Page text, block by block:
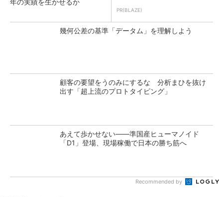
年の実績を生かせるか
PR(BLAZE)
幾何公差の基準「データム」を理解しよう
顧客の要望をうのみにするな 分析まひを抜け
出す「超上流のプロトタイピング」
あえて歩かせない――準国産ヒューマノイド
「D1」登場、現場稼働で日本の勝ち筋へ
Recommended by